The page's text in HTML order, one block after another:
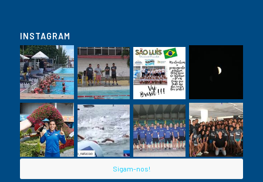
INSTAGRAM
Sigam-nos!